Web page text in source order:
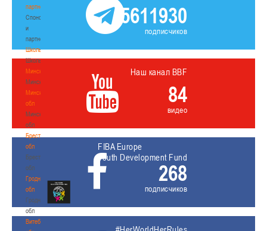
партнеры
Спонсоры
и
партнеры
Школы
Школы
Минск
Минск
Минская
обл
Минская
обл
Брестская
обл
Брестская
обл
Гродненская
обл
Гродненская
обл
Витебская
5611930
подписчиков
Наш канал BBF
84
видео
FIBA Europe
Youth Development Fund
268
подписчиков